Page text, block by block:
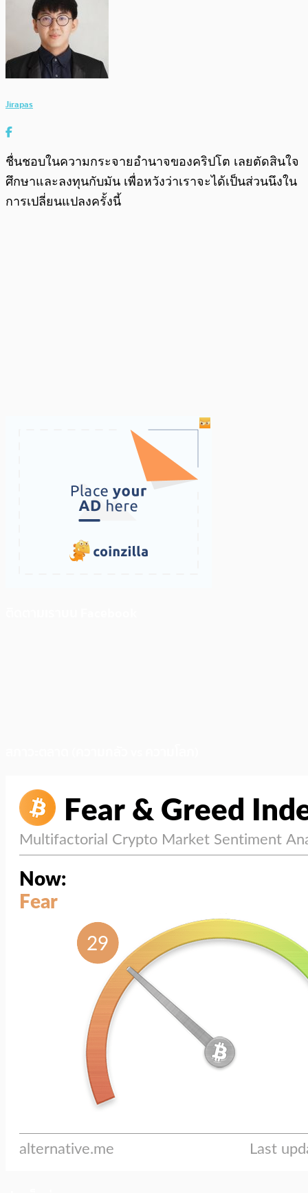
Jirapas
ชื่นชอบในความกระจายอำนาจของคริปโต เลยตัดสินใจ
ศึกษาและลงทุนกับมัน เพื่อหวังว่าเราจะได้เป็นส่วนนึงใน
การเปลี่ยนแปลงครั้งนี้